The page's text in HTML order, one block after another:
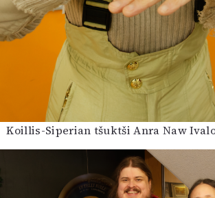
Koillis-Siperian tšuktši Anra Naw